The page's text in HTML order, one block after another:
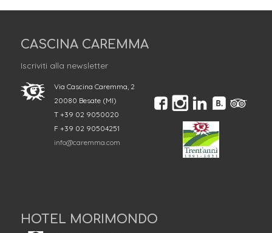
CASCINA CAREMMA
Iscriviti alla newsletter
Via Cascina Caremma, 2
20080 Besate (MI)
T +39 02 9050020
F +39 02 90504251
info@caremma.com
HOTEL MORIMONDO